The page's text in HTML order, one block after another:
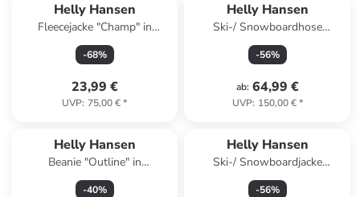
Helly Hansen
Fleecejacke "Champ" in
Hellblau
-68%
23,99 €
UVP: 75,00 €*
Helly Hansen
Ski-/ Snowboardhose
"Powder" in Grau/ Beige/
Schwarz
-56%
ab: 64,99 €
UVP: 150,00 €*
Helly Hansen
Beanie "Outline" in
Dunkelblau
-40%
Helly Hansen
Ski-/ Snowboardjacke
"Summit 2.0" in Khaki/ Grau
-56%